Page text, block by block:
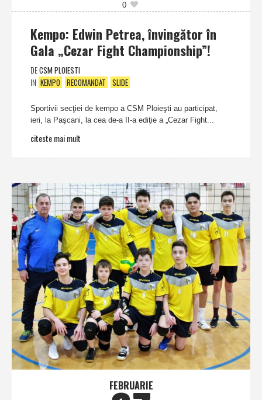
0
Kempo: Edwin Petrea, învingător în
Gala „Cezar Fight Championship”!
DECSM PLOIESTI
IN KEMPO RECOMANDAT SLIDE
Sportivii secţiei de kempo a CSM Ploieşti au participat,
ieri, la Paşcani, la cea de-a II-a ediţie a „Cezar Fight...
citeste mai mult
FEBRUARIE